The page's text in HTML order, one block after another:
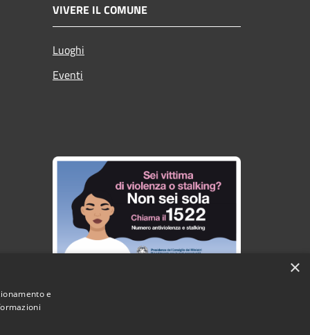
VIVERE IL COMUNE
Luoghi
Eventi
×
e